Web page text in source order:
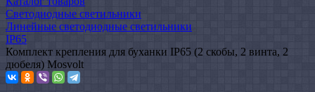
Светодиодные светильники
Линейные светодиодные светильники
IP65
Комплект крепления для буханки IP65 (2 скобы, 2 винта, 2
дюбеля) Mosvolt